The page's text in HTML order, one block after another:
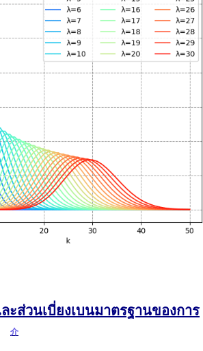
ะส่วนเบี่ยงเบนมาตรฐานของการ
介